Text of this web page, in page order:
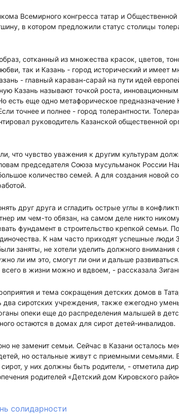
Всемирного конгресса татар и
в котором предложили статус столицы
сотканный из множества красок, цветов,
так и Казань - город исторический и имеет
- главный караван-сарай на пути идей
Казань называют точкой роста,
есть еще одно метафорическое предназначение
точнее и полнее - город толерантности.
руководитель Казанской общественной
что чувство уважения к другим культурам
председателя Союза мусульманок России
количество семей. А для создания новой
друг друга и сгладить острые углы в
им чем-то обязан, на самом деле никто
фундамент в строительство крепкой семьи.
К нам часто приходят успешные люди
заняты, не хотели уделить должного внимания
ли им это, смогут ли они и дальше
в жизни можно и вдвоем, - рассказала
и тема сокращения детских домов в
два сиротских учреждения, также ежегодно
опеки еще до распределения малышей в
остаются в домах для сирот детей-инвалидов.
не заменит семьи. Сейчас в Казани осталось
но остальные живут с приемными семьями.
у них должны быть родители, - отметила
родителей «Детский дом Кировского
солидарности